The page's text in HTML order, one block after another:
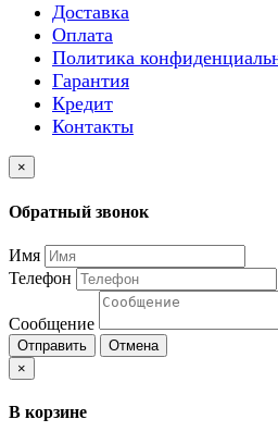
Доставка
Оплата
Политика
Гарантия
Кредит
Контакты
×
Обратный звонок
Имя
Телефон
Сообщение
Отправить
Отмена
×
В корзине